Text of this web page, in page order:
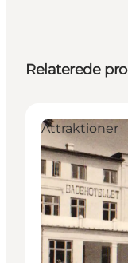
Relaterede
Attraktioner